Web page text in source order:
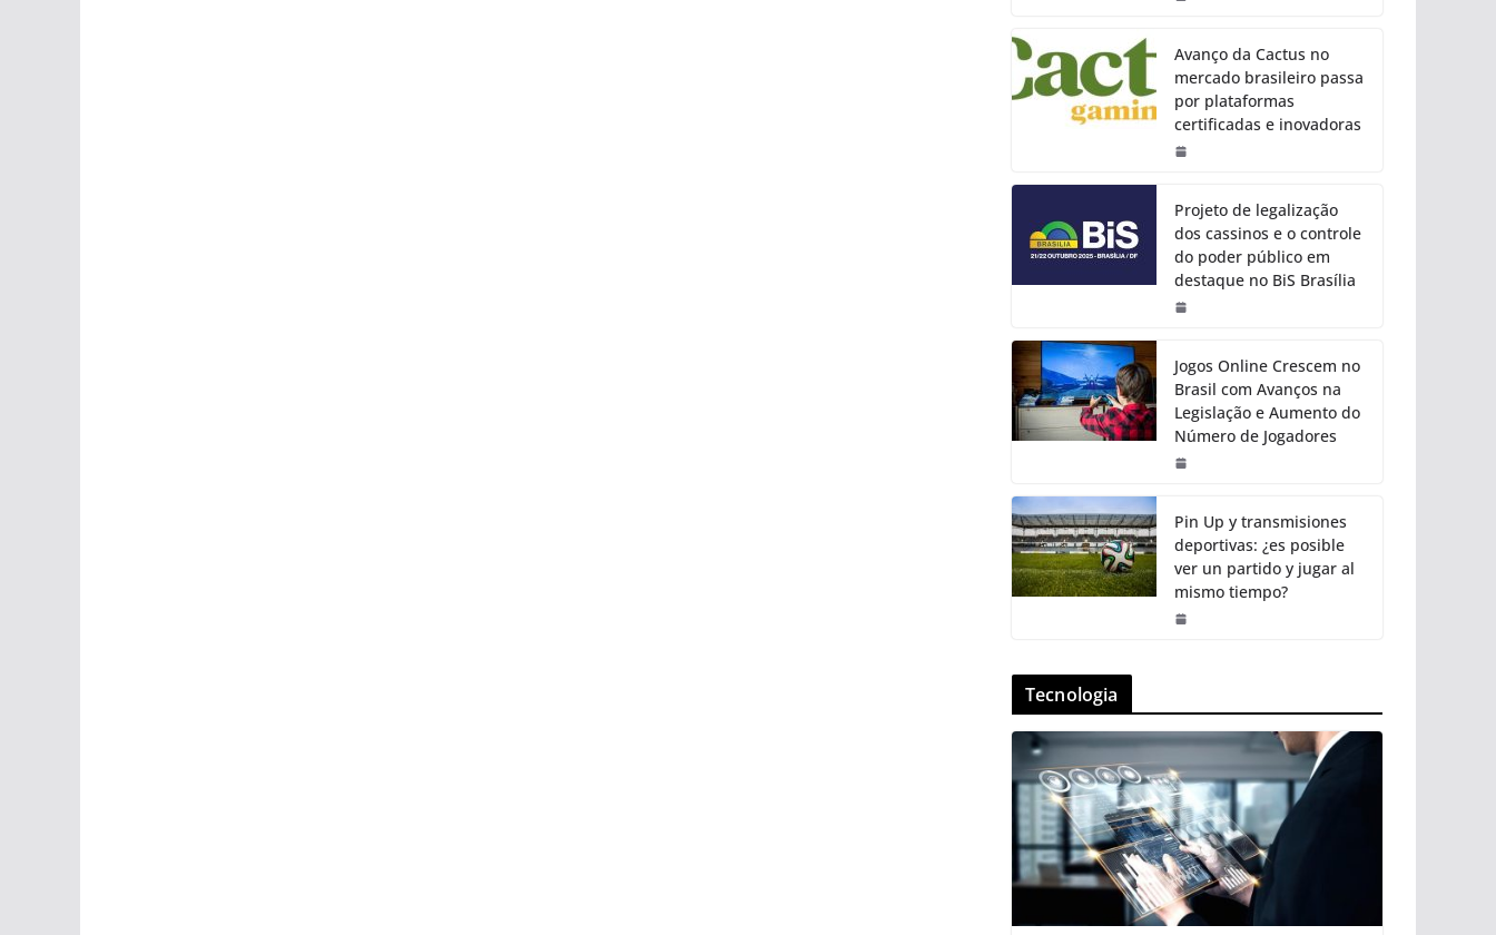
Avanço da Cactus no
mercado brasileiro passa
por plataformas
certificadas e inovadoras
Projeto de legalização
dos cassinos e o controle
do poder público em
destaque no BiS Brasília
Jogos Online Crescem no
Brasil com Avanços na
Legislação e Aumento do
Número de Jogadores
Pin Up y transmisiones
deportivas: ¿es posible
ver un partido y jugar al
mismo tiempo?
Tecnologia